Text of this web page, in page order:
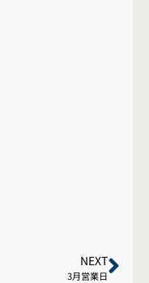
NEXT
3月営業日